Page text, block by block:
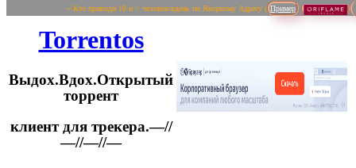
~ Кто приводи 10 и > человек/вдень по Якорному Адресу ( Пример
Torrentos
Выдох.Вдох.Открытый
торрент